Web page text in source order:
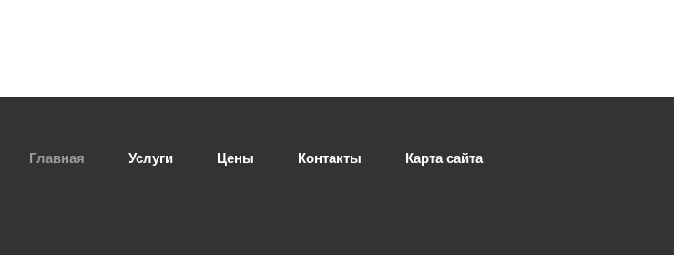
Главная Услуги Цены Контакты Карта сайта